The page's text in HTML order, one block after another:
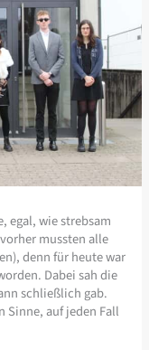
egal, wie strebsam
mussten alle
denn für heute war
Dabei sah die
schließlich gab.
Sinne, auf jeden Fall